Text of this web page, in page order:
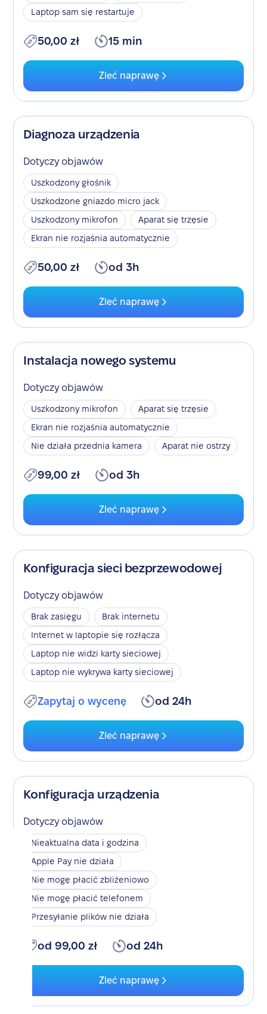
Laptop sam się restartuje
50,00 zł 15 min
Zleć naprawę
Diagnoza urządzenia
Dotyczy objawów
Uszkodzony głośnik
Uszkodzone gniazdo micro jack
Uszkodzony mikrofon
Aparat się trzęsie
Ekran nie rozjaśnia automatycznie
50,00 zł od 3h
Zleć naprawę
Instalacja nowego systemu
Dotyczy objawów
Uszkodzony mikrofon
Aparat się trzęsie
Ekran nie rozjaśnia automatycznie
Nie działa przednia kamera
Aparat nie ostrzy
99,00 zł od 3h
Zleć naprawę
Konfiguracja sieci bezprzewodowej
Dotyczy objawów
Brak zasięgu
Brak internetu
Internet w laptopie się rozłącza
Laptop nie widzi karty sieciowej
Laptop nie wykrywa karty sieciowej
Zapytaj o wycenę od 24h
Zleć naprawę
Konfiguracja urządzenia
Dotyczy objawów
Nieaktualna data i godzina
Apple Pay nie działa
Nie mogę płacić zbliżeniowo
Nie mogę płacić telefonem
Przesyłanie plików nie działa
od 99,00 zł od 24h
Zleć naprawę